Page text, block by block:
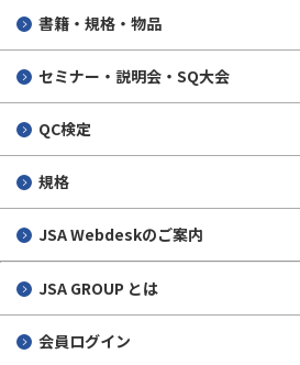
JIS正誤票 発行のお知らせ
JIS情報 2026/07/15
書籍・規格・物品
セミナー・説明会・SQ大会
QC検定
規格
JSA Webdeskのご案内
JSA GROUP とは
会員ログイン